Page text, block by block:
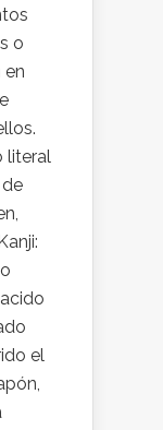
o
en
literal
el